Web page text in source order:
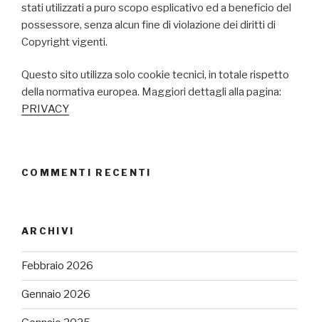
stati utilizzati a puro scopo esplicativo ed a beneficio del
possessore, senza alcun fine di violazione dei diritti di
Copyright vigenti.
Questo sito utilizza solo cookie tecnici, in totale rispetto
della normativa europea. Maggiori dettagli alla pagina:
PRIVACY
COMMENTI RECENTI
ARCHIVI
Febbraio 2026
Gennaio 2026